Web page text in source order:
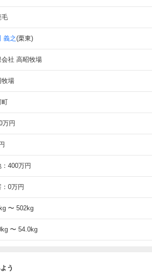
毛
義之(栗東)
会社 高昭牧場
牧場
町
万円
400万円
：0万円
〜 502kg
〜 54.0kg
う